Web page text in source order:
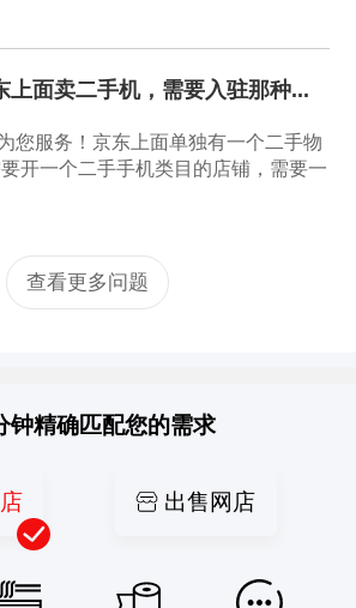
上面卖二手机，需要入驻那种...
您服务！京东上面单独有一个二手物
开一个二手手机类目的店铺，需要一
查看更多问题
钟精确匹配您的需求
出售网店